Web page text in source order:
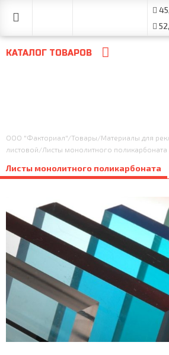
КАТАЛОГ ТОВАРОВ
ООО "Факториал"/Товары /Материалы для
листовой /Листы монолитного поликарбоната
Листы монолитного поликарбоната